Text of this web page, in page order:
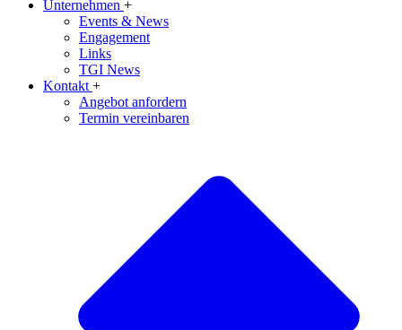
Unternehmen +
Events & News
Engagement
Links
TGI News
Kontakt +
Angebot anfordern
Termin vereinbaren